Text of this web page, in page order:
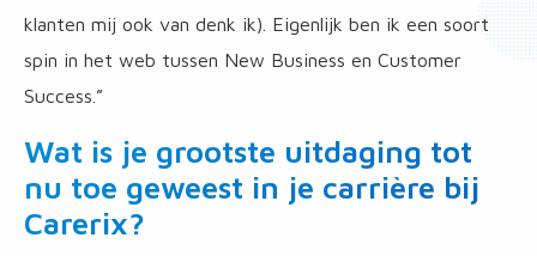
klanten mij ook van denk ik). Eigenlijk ben ik een soort
spin in het web tussen New Business en Customer
Success.”
Wat is je grootste uitdaging tot
nu toe geweest in je carrière bij
Carerix?